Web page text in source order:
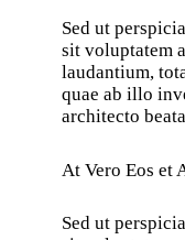
Sed ut
sit voluptatem
laudantium,
quae ab illo
architecto
At Vero Eos et
Sed ut